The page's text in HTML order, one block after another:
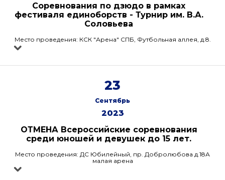
Соревнования по дзюдо в рамках
фестиваля единоборств - Турнир им. В.А.
Соловьева
Место проведения: КСК "Арена" СПБ, Футбольная аллея, д.8.
23
Сентябрь
2023
ОТМЕНА Всероссийские соревнования
среди юношей и девушек до 15 лет.
Место проведения: ДС Юбилейный, пр. Добролюбова д.18А
малая арена